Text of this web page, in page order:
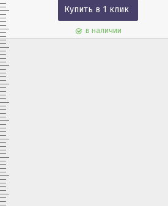
Купить в 1 клик
в наличии